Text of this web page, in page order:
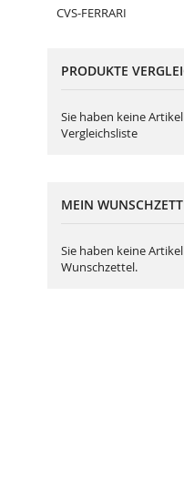
CVS-FERRARI
PRODUKTE
Sie haben keine
Vergleichsliste
MEIN
Sie haben keine
Wunschzettel.